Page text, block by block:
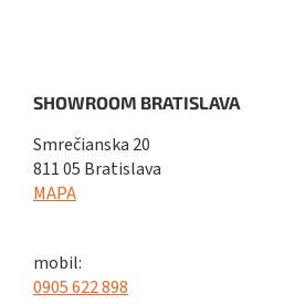
SHOWROOM BRATISLAVA
Smrečianska 20
811 05 Bratislava
MAPA
mobil:
0905 622 898